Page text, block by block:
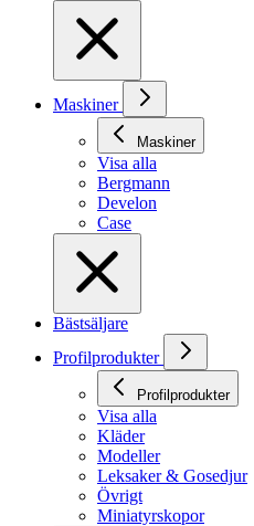
Maskiner
Maskiner
Visa alla
Bergmann
Develon
Case
Bästsäljare
Profilprodukter
Profilprodukter
Visa alla
Kläder
Modeller
Leksaker & Gosedjur
Övrigt
Miniatyrskopor